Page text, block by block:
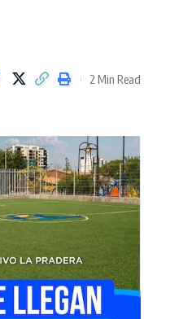
2 Min Read